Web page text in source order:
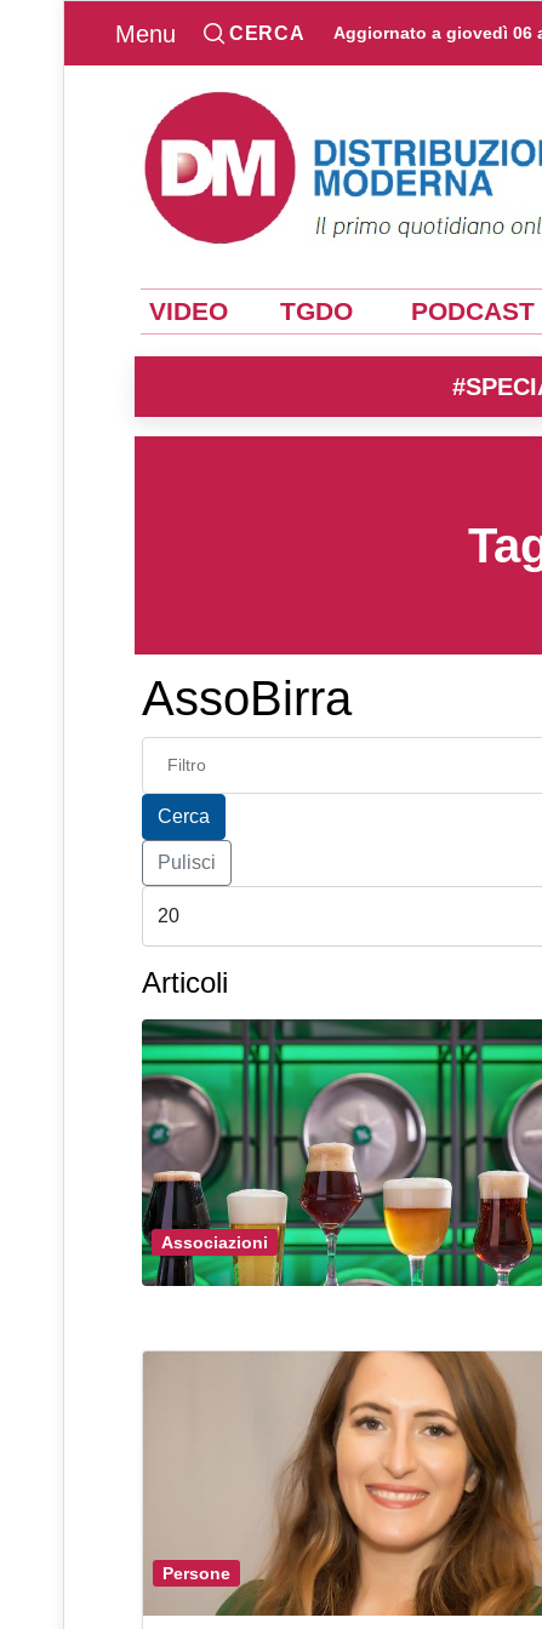
Menu CERCA Aggiornato a giovedì 06
VIDEO TGDO PODCAST
AssoBirra
Inserisci parte del titolo
Cerca
Pulisci
Articoli
Associazioni
Persone